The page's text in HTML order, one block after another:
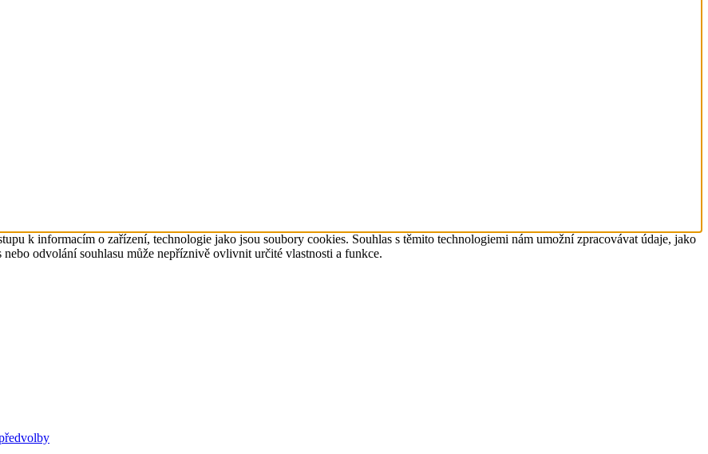
k informacím o zařízení, technologie jako jsou soubory cookies. Souhlas s těmito technologiemi nám umožní zpracovávat údaje, jako
odvolání souhlasu může nepříznivě ovlivnit určité vlastnosti a funkce.